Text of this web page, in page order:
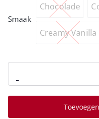
Smaak
Chocolade
Creamy Vanilla
-